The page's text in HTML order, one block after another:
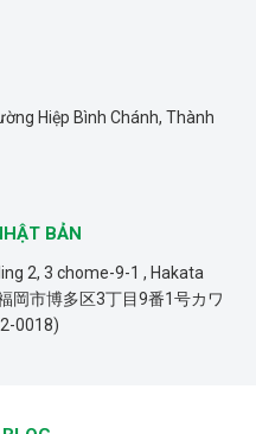
Hiệp Bình Chánh, Thành
BẢN
2, 3 chome-9-1 , Hakata
岡市博多区3丁目9番1号カワ
0018)